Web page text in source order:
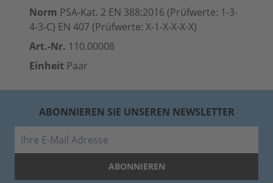
Norm PSA-Kat. 2 EN 388:2016 (Prüfwerte: 1-3-
4-3-C) EN 407 (Prüfwerte: X-1-X-X-X-X)
Art.-Nr. 110.00008
Einheit Paar
ABONNIEREN SIE UNSEREN NEWSLETTER
ABONNIEREN